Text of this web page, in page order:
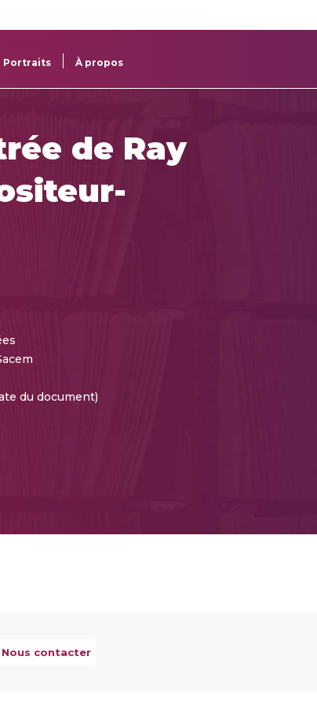
Portraits À propos
de Ray
du document)
Nous contacter